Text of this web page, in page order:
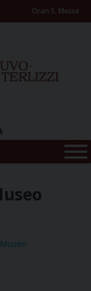
Orari S. Messe
Museo